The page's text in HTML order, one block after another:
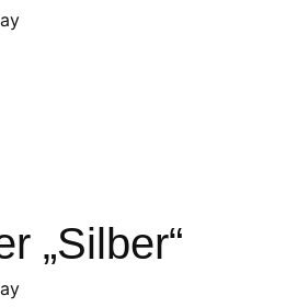
„Silber“